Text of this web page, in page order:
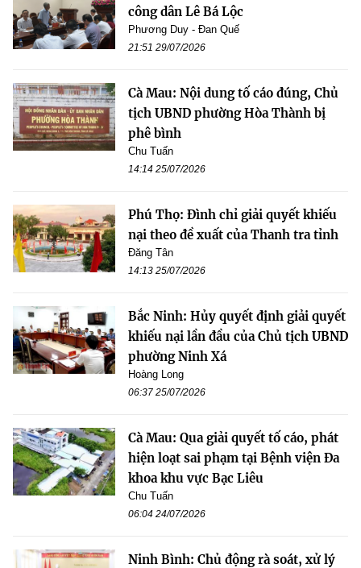
công dân Lê Bá Lộc
Phương Duy - Đan Quế
21:51 29/07/2026
Cà Mau: Nội dung tố cáo đúng, Chủ
tịch UBND phường Hòa Thành bị
phê bình
Chu Tuấn
14:14 25/07/2026
Phú Thọ: Đình chỉ giải quyết khiếu
nại theo đề xuất của Thanh tra tỉnh
Đăng Tân
14:13 25/07/2026
Bắc Ninh: Hủy quyết định giải quyết
khiếu nại lần đầu của Chủ tịch UBND
phường Ninh Xá
Hoàng Long
06:37 25/07/2026
Cà Mau: Qua giải quyết tố cáo, phát
hiện loạt sai phạm tại Bệnh viện Đa
khoa khu vực Bạc Liêu
Chu Tuấn
06:04 24/07/2026
Ninh Bình: Chủ động rà soát, xử lý